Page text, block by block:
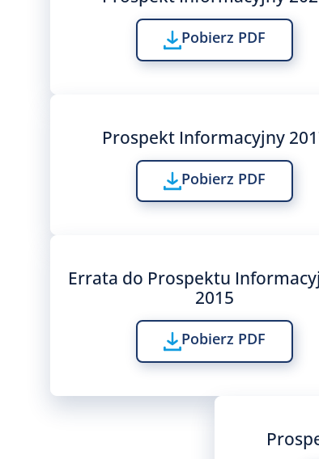
Pobierz PDF
Prospekt Informacyjny
Pobierz PDF
Errata do Prospektu
2015
Pobierz PDF